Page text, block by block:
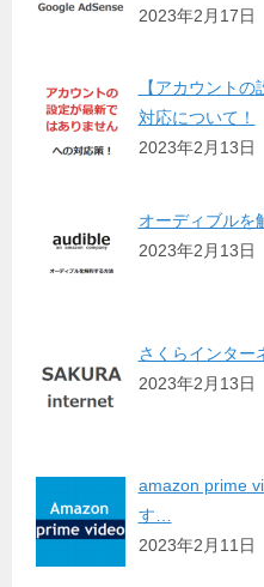
2023年2月17日
【アカウント
対応について！
2023年2月13日
オーディブルを
2023年2月13日
さくらインター
2023年2月13日
amazon prime
す…
2023年2月11日